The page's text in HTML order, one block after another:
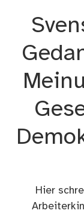
Hier